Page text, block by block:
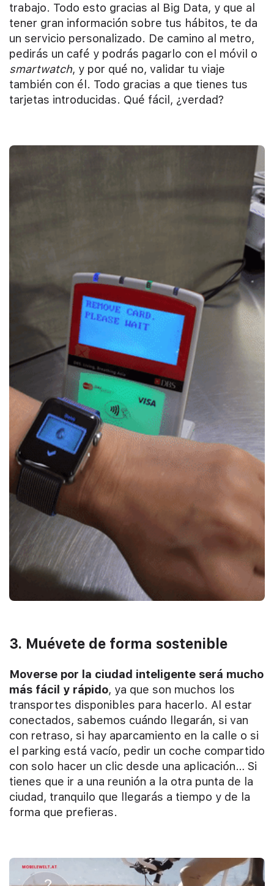
trabajo. Todo esto gracias al Big Data, y que al
tener gran información sobre tus hábitos, te da
un servicio personalizado. De camino al metro,
pedirás un café y podrás pagarlo con el móvil o
smartwatch, y por qué no, validar tu viaje
también con él. Todo gracias a que tienes tus
tarjetas introducidas. Qué fácil, ¿verdad?
3. Muévete de forma sostenible
Moverse por la ciudad inteligente será mucho
más fácil y rápido, ya que son muchos los
transportes disponibles para hacerlo. Al estar
conectados, sabemos cuándo llegarán, si van
con retraso, si hay aparcamiento en la calle o si
el parking está vacío, pedir un coche compartido
con solo hacer un clic desde una aplicación… Si
tienes que ir a una reunión a la otra punta de la
ciudad, tranquilo que llegarás a tiempo y de la
forma que prefieras.